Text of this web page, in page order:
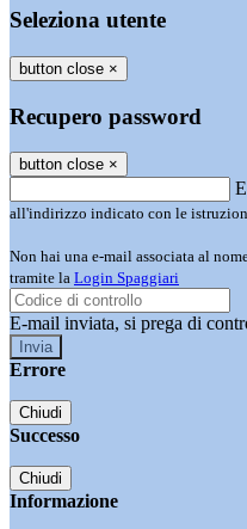
Seleziona utente
button close ×
Recupero password
button close ×
all'indirizzo indicato con le
Non hai una e-mail associata al
tramite la Login Spaggiari
E-mail inviata, si prega di
Errore
Chiudi
Successo
Chiudi
Informazione